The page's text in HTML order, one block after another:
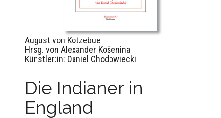
August von Kotzebue
Hrsg. von Alexander Košenina
Künstler:in: Daniel Chodowiecki
Die Indianer in
England